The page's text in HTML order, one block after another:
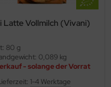
Latte Vollmilch (Vivani)
80 g
0,089 kg
- solange der Vorrat
1-4 Werktage